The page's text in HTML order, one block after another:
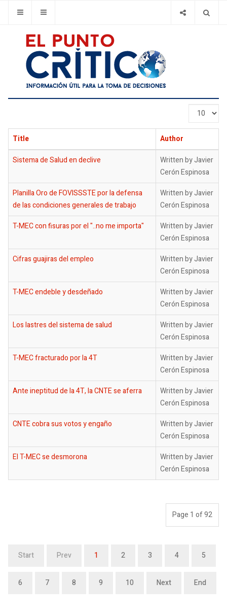
Display
Title
Author
Sistema de Salud en declive
Written by Javier
Cerón Espinosa
Planilla Oro de FOVISSSTE por la defensa
de las condiciones generales de trabajo
Written by Javier
Cerón Espinosa
T-MEC con fisuras por el "..no me importa"
Written by Javier
Cerón Espinosa
Cifras guajiras del empleo
Written by Javier
Cerón Espinosa
T-MEC endeble y desdeñado
Written by Javier
Cerón Espinosa
Los lastres del sistema de salud
Written by Javier
Cerón Espinosa
T-MEC fracturado por la 4T
Written by Javier
Cerón Espinosa
Ante ineptitud de la 4T, la CNTE se aferra
Written by Javier
Cerón Espinosa
CNTE cobra sus votos y engaño
Written by Javier
Cerón Espinosa
El T-MEC se desmorona
Written by Javier
Cerón Espinosa
Page 1 of 92
Start Prev 1 2 3 4 5
6 7 8 9 10 Next End